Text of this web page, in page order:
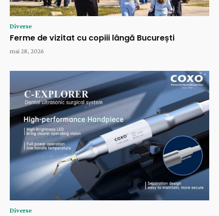
Diverse
Ferme de vizitat cu copiii lângă București
mai 28, 2026
Diverse